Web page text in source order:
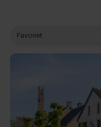
Favoriet